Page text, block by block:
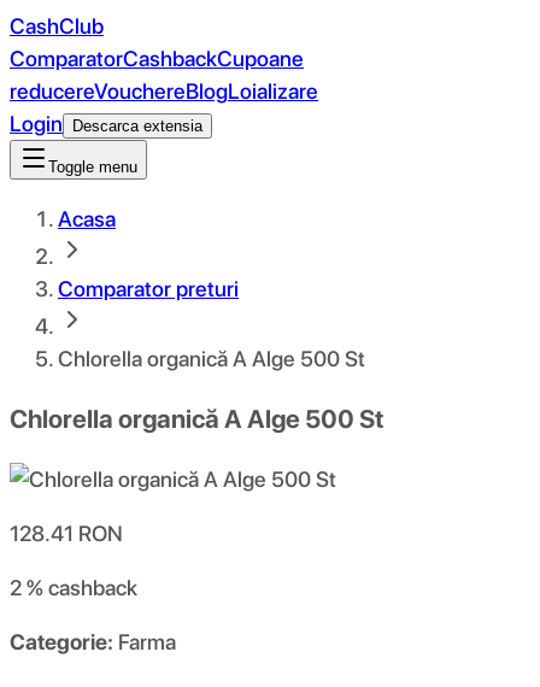
CashClub
ComparatorCashbackCupoane
reducereVouchereBlogLoializare
Login
Descarca extensia
Toggle menu
Acasa
Comparator preturi
Chlorella organică A Alge 500 St
Chlorella organică A Alge 500 St
128.41 RON
2 %cashback
Categorie: Farma